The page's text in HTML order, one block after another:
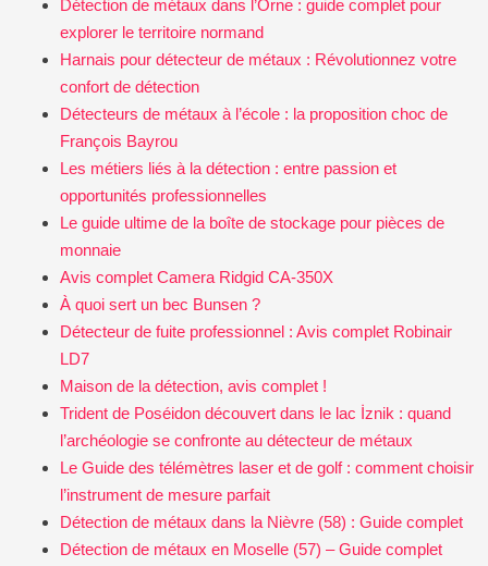
Détection de métaux dans l’Orne : guide complet pour
explorer le territoire normand
Harnais pour détecteur de métaux : Révolutionnez votre
confort de détection
Détecteurs de métaux à l’école : la proposition choc de
François Bayrou
Les métiers liés à la détection : entre passion et
opportunités professionnelles
Le guide ultime de la boîte de stockage pour pièces de
monnaie
Avis complet Camera Ridgid CA-350X
À quoi sert un bec Bunsen ?
Détecteur de fuite professionnel : Avis complet Robinair
LD7
Maison de la détection, avis complet !
Trident de Poséidon découvert dans le lac İznik : quand
l’archéologie se confronte au détecteur de métaux
Le Guide des télémètres laser et de golf : comment choisir
l’instrument de mesure parfait
Détection de métaux dans la Nièvre (58) : Guide complet
Détection de métaux en Moselle (57) – Guide complet